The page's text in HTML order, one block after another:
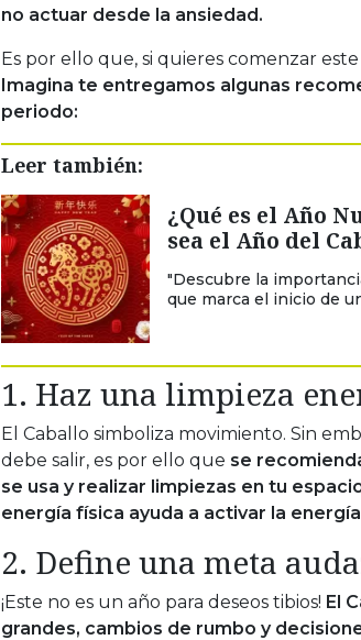
no actuar desde la ansiedad.
Es por ello que, si quieres comenzar
Imagina te entregamos algunas
periodo:
Leer también:
¿Qué es el Año
sea el Año del
"Descubre la
que marca el inicio de
1. Haz una limpieza
El Caballo simboliza movimiento. Sin
debe salir, es por ello que se
se usa y realizar limpiezas en tu
energía física ayuda a activar la
2. Define una meta
¡Este no es un año para deseos tibios! El
grandes, cambios de rumbo y